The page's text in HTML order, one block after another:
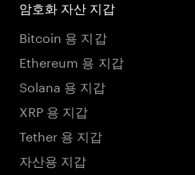
암호화 자산 지갑
Bitcoin 용 지갑
Ethereum 용 지갑
Solana 용 지갑
XRP 용 지갑
Tether 용 지갑
자산용 지갑